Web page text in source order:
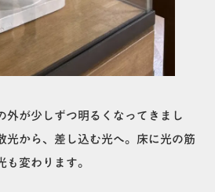
外が少しずつ明るくなってきまし
光から、差し込む光へ。床に光の筋
も変わります。